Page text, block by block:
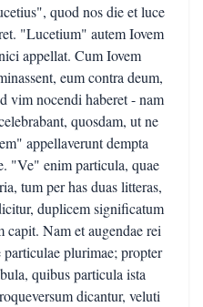
quod nos die et luce
"Lucetium" autem Iovem
appellat. Cum Iovem
eum contra deum,
vim nocendi haberet - nam
quosdam, ut ne
appellaverunt dempta
"Ve" enim particula, quae
tum per has duas litteras,
duplicem significatum
capit. Nam et augendae rei
plurimae; propter
quibus particula ista
dicantur, veluti